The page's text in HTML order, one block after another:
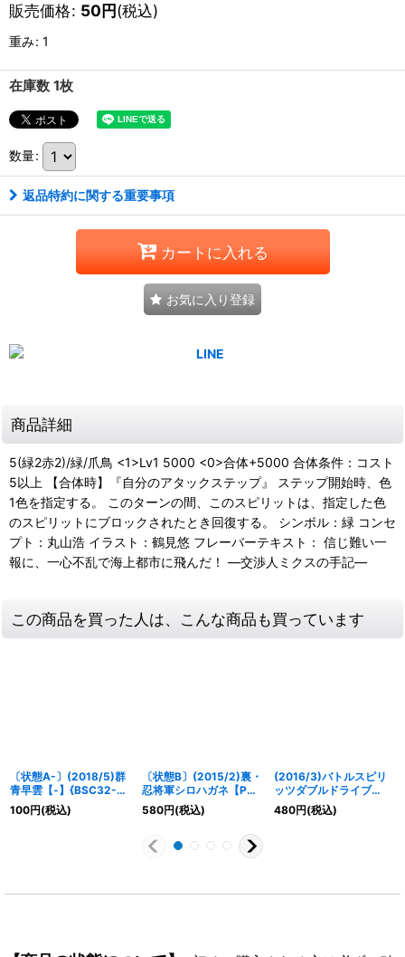
販売価格: 50円(税込)
重み: 1
在庫数 1枚
数量:
返品特約に関する重要事項
カートに入れる
お気に入り登録
商品詳細
5(緑2赤2)/緑/爪鳥 <1>Lv1 5000 <0>合体+5000 合体条件：コスト
5以上 【合体時】『自分のアタックステップ』 ステップ開始時、色
1色を指定する。 このターンの間、このスピリットは、指定した色
のスピリットにブロックされたとき回復する。 シンボル：緑 コンセ
プト：丸山浩 イラスト：鶴見悠 フレーバーテキスト： 信じ難い一
報に、一心不乱で海上都市に飛んだ！ ―交渉人ミクスの手記―
この商品を買った人は、こんな商品も買っています
〔状態A-〕(2018/5)群
青早雲【-】{BSC32-
030}《青》
100円(税込)
〔状態B〕(2015/2)裏・
忍将軍シロハガネ【P】
{P15-10}《緑》
580円(税込)
(2016/3)バトルスピリ
ッツダブルドライブ
【P】{LM16-05}《多》
480円(税込)